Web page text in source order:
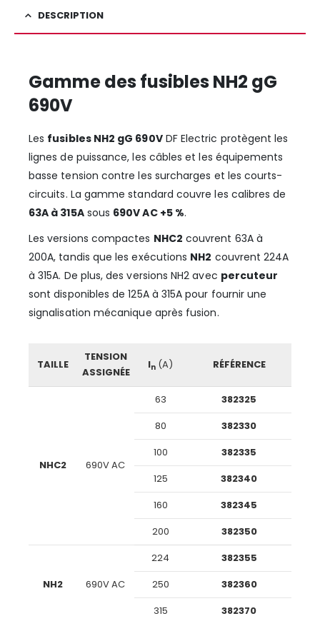
DESCRIPTION
Gamme des fusibles NH2 gG
690V
Les fusibles NH2 gG 690VDF Electric protègent les
lignes de puissance, les câbles et les équipements
basse tension contre les surcharges et les courts-
circuits. La gamme standard couvre les calibres de
63A à 315Asous 690V AC +5 %.
Les versions compactes NHC2 couvrent 63A à
200A, tandis que les exécutions NH2 couvrent 224A
à 315A. De plus, des versions NH2 avec percuteur
sont disponibles de 125A à 315A pour fournir une
signalisation mécanique après fusion.
TAILLE
TENSION
ASSIGNÉE
In (A) RÉFÉRENCE
NHC2 690V AC
63
382325
80
382330
100
382335
125
382340
160
382345
200
382350
NH2 690V AC
224
382355
250
382360
315
382370